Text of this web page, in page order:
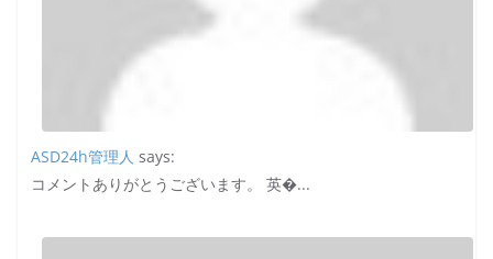
ASD24h管理人 says:
コメントありがとうございます。 英�...